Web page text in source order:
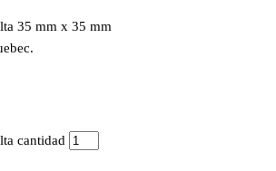
35 mm x 35 mm
cantidad